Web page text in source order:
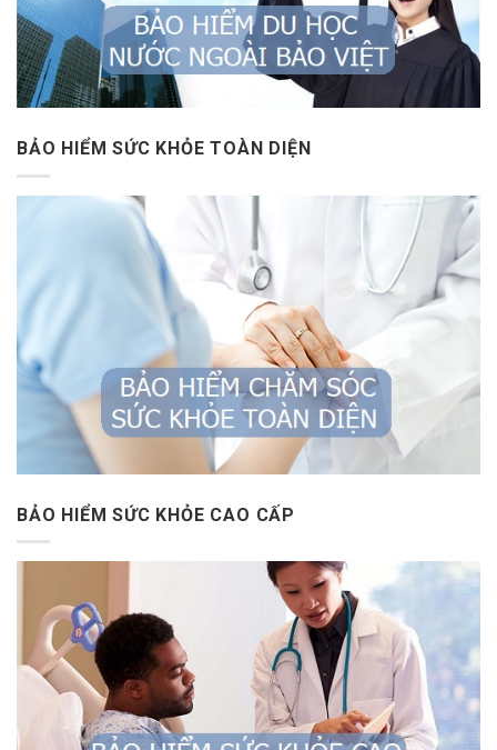
BẢO HIỂM SỨC KHỎE TOÀN DIỆN
BẢO HIỂM SỨC KHỎE CAO CẤP